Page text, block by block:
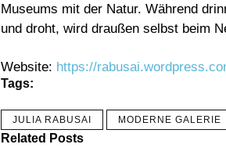
Museums mit der Natur. Während
und droht, wird draußen selbst beim
Website: https://
Tags:
JULIA RABUSAI MODERNE GALERIE
Related Posts